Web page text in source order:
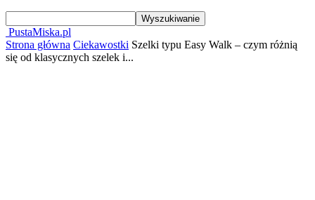
PustaMiska.pl
Strona główna Ciekawostki Szelki typu Easy Walk – czym różnią
się od klasycznych szelek i...